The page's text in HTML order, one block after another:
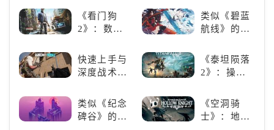
魄的忍者之
旅
的魅力
《看门狗
2》：数字
狂欢
类似《碧蓝
航线》的养
养成你的梦
想！
快速上手与
深度战术兼
六号M》是
否值得入
手？
《泰坦陨落
2》：操控
未来战场；
跑酷突袭，
类似《纪念
碑谷》的解
《空洞骑
士》：地下